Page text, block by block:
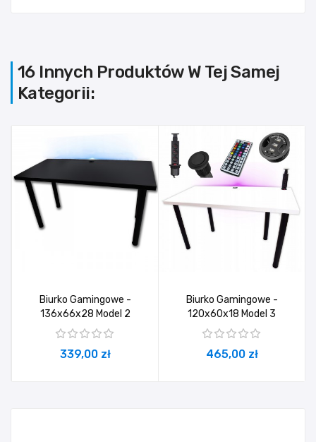
16 Innych Produktów W Tej Samej
Kategorii:
Biurko Gamingowe -
136x66x28 Model 2
339,00 zł
Biurko Gamingowe -
120x60x18 Model 3
465,00 zł